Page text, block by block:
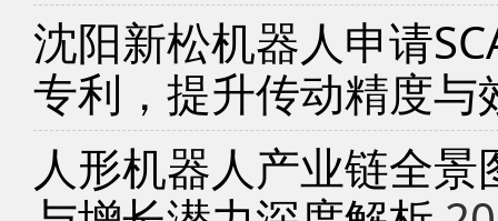
沈阳新松机器人申请
专利，提升传动精度与
人形机器人产业链全